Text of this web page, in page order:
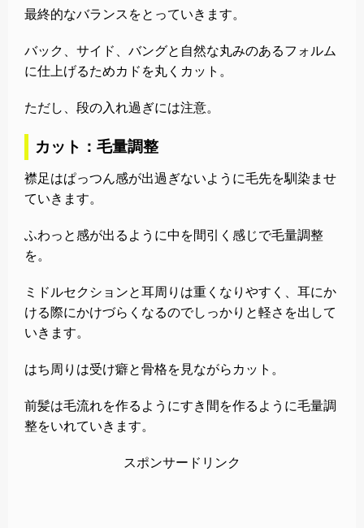
最終的なバランスをとっていきます。
バック、サイド、バングと自然な丸みのあるフォルム
に仕上げるためカドを丸くカット。
ただし、段の入れ過ぎには注意。
カット：毛量調整
襟足はぱっつん感が出過ぎないように毛先を馴染ませ
ていきます。
ふわっと感が出るように中を間引く感じで毛量調整
を。
ミドルセクションと耳周りは重くなりやすく、耳にか
ける際にかけづらくなるのでしっかりと軽さを出して
いきます。
はち周りは受け癖と骨格を見ながらカット。
前髪は毛流れを作るようにすき間を作るように毛量調
整をいれていきます。
スポンサードリンク